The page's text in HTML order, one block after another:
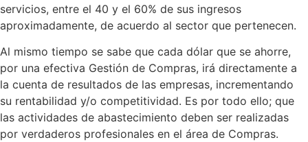
servicios, entre el 40 y el 60% de sus ingresos
aproximadamente, de acuerdo al sector que pertenecen.
Al mismo tiempo se sabe que cada dólar que se ahorre,
por una efectiva Gestión de Compras, irá directamente a
la cuenta de resultados de las empresas, incrementando
su rentabilidad y/o competitividad. Es por todo ello; que
las actividades de abastecimiento deben ser realizadas
por verdaderos profesionales en el área de Compras.